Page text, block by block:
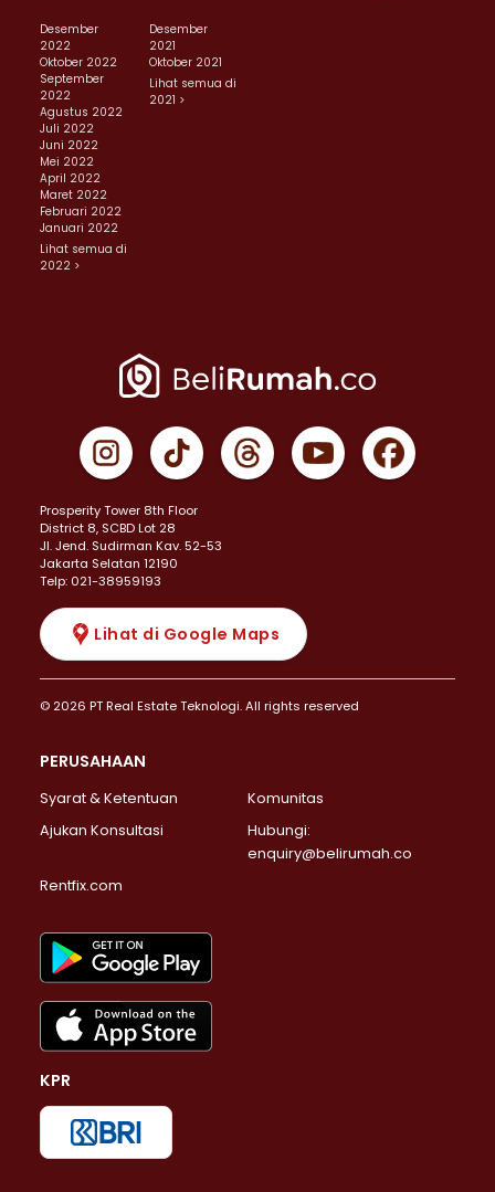
Desember
2022
Oktober 2022
September
2022
Agustus 2022
Juli 2022
Juni 2022
Mei 2022
April 2022
Maret 2022
Februari 2022
Januari 2022
Lihat semua di
2022 >
Desember
2021
Oktober 2021
Lihat semua di
2021 >
Prosperity Tower 8th Floor
District 8, SCBD Lot 28
JI. Jend. Sudirman Kav. 52-53
Jakarta Selatan 12190
Telp: 021-38959193
Lihat di Google Maps
© 2026 PT Real Estate Teknologi. All rights reserved
PERUSAHAAN
Syarat & Ketentuan
Komunitas
Ajukan Konsultasi
Hubungi:
enquiry@belirumah.co
Rentfix.com
KPR